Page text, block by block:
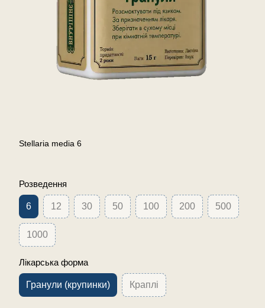
Stellaria media 6
Розведення
6 12 30 50 100 200 500
1000
Лікарська форма
Гранули (крупинки) Краплі